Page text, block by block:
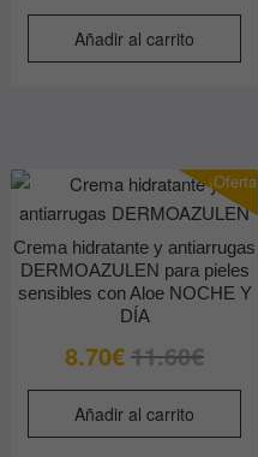
Añadir al carrito
¡Oferta!
Crema hidratante y antiarrugas
DERMOAZULEN para pieles
sensibles con Aloe NOCHE Y
DÍA
11.60€
era:
8.70€
es:
Añadir al carrito